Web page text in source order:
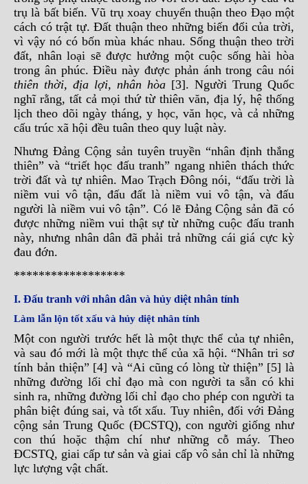
trụ là bất biến. Vũ trụ xoay chuyển thuận theo Đạo một
cách có trật tự. Đất thuận theo những biến đổi của trời,
vì vậy nó có bốn mùa khác nhau. Sống thuận theo trời
đất, nhân loại sẽ được hưởng một cuộc sống hài hòa
trong ân phúc. Điều này được phản ánh trong câu nói
thiên thời, địa lợi, nhân hòa [3]. Người Trung Quốc
nghĩ rằng, tất cả mọi thứ từ thiên văn, địa lý, hệ thống
lịch theo dõi ngày tháng, y học, văn học, và cả những
cấu trúc xã hội đều tuân theo quy luật này.
Nhưng Đảng Cộng sản tuyên truyền “nhân định thắng
thiên” và “triết học đấu tranh” ngang nhiên thách thức
trời đất và tự nhiên. Mao Trạch Đông nói, “đấu trời là
niềm vui vô tận, đấu đất là niềm vui vô tận, và đấu
người là niềm vui vô tận”. Có lẽ Đảng Cộng sản đã có
được những niềm vui thật sự từ những cuộc đấu tranh
này, nhưng nhân dân đã phải trả những cái giá cực kỳ
đau đớn.
******************
I. Đấu tranh với nhân dân và hủy diệt nhân tính
Làm lẫn lộn tốt xấu và hủy diệt nhân tính
Một con người trước hết là một thực thể của tự nhiên,
và sau đó mới là một thực thể của xã hội. “Nhân tri sơ
tính bản thiện” [4] và “Ai cũng có lòng từ thiện” [5] là
những đường lối chỉ đạo mà con người ta sẵn có khi
sinh ra, những đường lối chỉ đạo cho phép con người ta
phân biệt đúng sai, và tốt xấu. Tuy nhiên, đối với Đảng
cộng sản Trung Quốc (ĐCSTQ), con người giống như
con thú hoặc thậm chí như những cỗ máy. Theo
ĐCSTQ, giai cấp tư sản và giai cấp vô sản chỉ là những
lực lượng vật chất.